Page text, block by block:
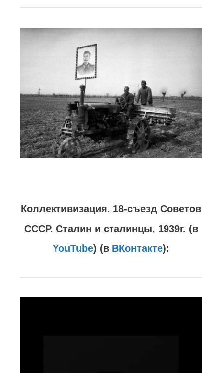
Коллективизация. 18-съезд Советов
СССР. Сталин и сталинцы, 1939г. (в
YouTube) (в ВКонтакте):